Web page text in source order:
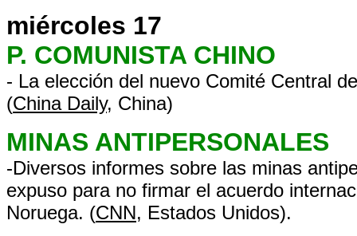
miércoles 17
P. COMUNISTA CHINO
- La elección del nuevo Comité Central
(China Daily, China)
MINAS ANTIPERSONALES
-Diversos informes sobre las minas
expuso para no firmar el acuerdo
Noruega. (CNN, Estados Unidos).